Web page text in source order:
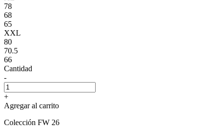
78
68
65
XXL
80
70.5
66
Cantidad
-
+
Agregar al carrito
Colección FW 26